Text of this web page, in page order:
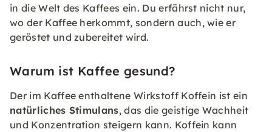
in die Welt des Kaffees ein. Du erfährst nicht nur,
wo der Kaffee herkommt, sondern auch, wie er
geröstet und zubereitet wird.
Warum ist Kaffee gesund?
Der im Kaffee enthaltene Wirkstoff Koffein ist ein
natürliches Stimulans, das die geistige Wachheit
und Konzentration steigern kann. Koffein kann